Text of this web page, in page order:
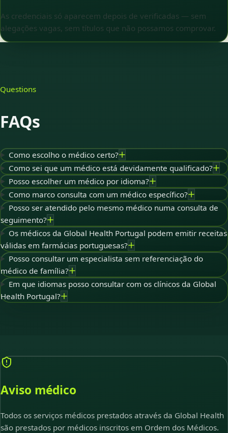
As credenciais só aparecem depois de verificadas — sem
alegações vagas, sem títulos que não possamos comprovar.
Questions
FAQs
Como escolho o médico certo?
Como sei que um médico está devidamente qualificado?
Posso escolher um médico por idioma?
Como marco consulta com um médico específico?
Posso ser atendido pelo mesmo médico numa consulta de
seguimento?
Os médicos da Global Health Portugal podem emitir receitas
válidas em farmácias portuguesas?
Posso consultar um especialista sem referenciação do
médico de família?
Em que idiomas posso consultar com os clínicos da Global
Health Portugal?
Aviso médico
Todos os serviços médicos prestados através da Global Health
são prestados por médicos inscritos em Ordem dos Médicos.